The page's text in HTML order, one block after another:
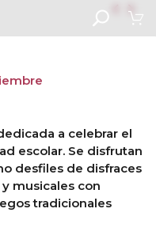
 
a celebrar el
escolar. Se disfrutan
desfiles de disfraces
musicales con
tradicionales